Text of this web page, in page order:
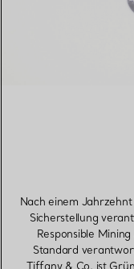
Nach einem
Sicherstellung
Responsible
Standard
Tiffany & Co. ist